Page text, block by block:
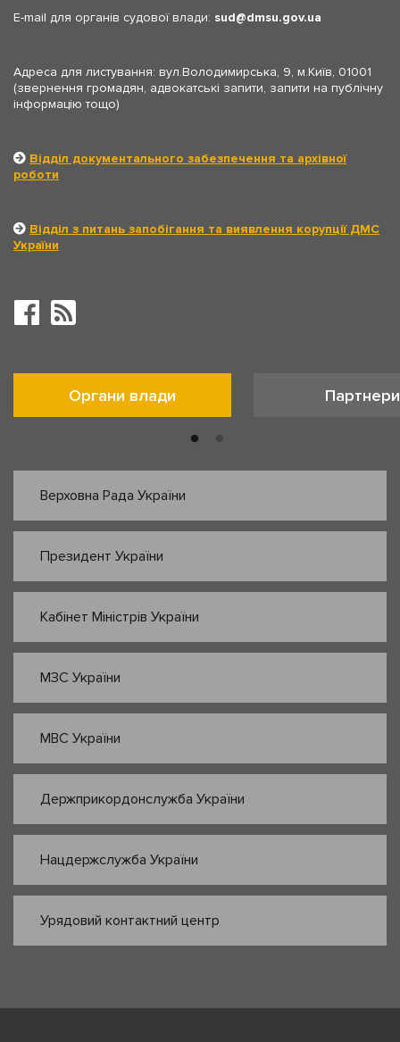
E-mail для органів судової влади: sud dmsu.gov.ua
Адреса для листування: вул.Володимирська, 9, м.Київ, 01001
(звернення громадян, адвокатські запити, запити на публічну
інформацію тощо)
Відділ документального забезпечення та архівної
роботи
Відділ з питань запобігання та виявлення корупції ДМС
України
Органи влади Партнери
Верховна Рада України
Президент України
Кабінет Міністрів України
МЗС України
МВС України
Держприкордонслужба України
Нацдержслужба України
Урядовий контактний центр